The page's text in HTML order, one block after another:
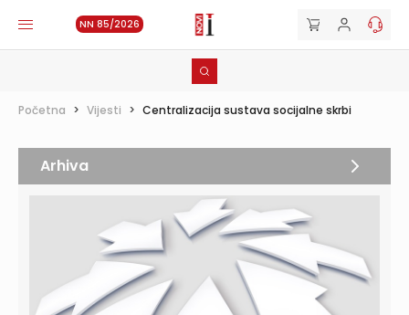
NN 85/2026
Početna > Vijesti > Centralizacija sustava socijalne skrbi
Arhiva